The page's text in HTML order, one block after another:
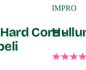
Core -
IMPRO